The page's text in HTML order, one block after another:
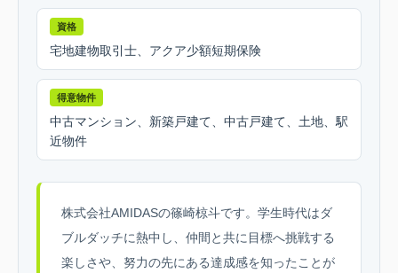
資格
宅地建物取引士、アクア少額短期保険
得意物件
中古マンション、新築戸建て、中古戸建て、土地、駅
近物件
株式会社AMIDASの篠崎椋斗です。学生時代はダ
ブルダッチに熱中し、仲間と共に目標へ挑戦する
楽しさや、努力の先にある達成感を知ったことが